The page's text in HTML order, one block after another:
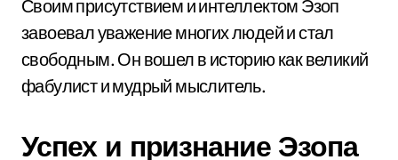
Своим присутствием и интеллектом Эзоп
завоевал уважение многих людей и стал
свободным. Он вошел в историю как великий
фабулист и мудрый мыслитель.
Успех и признание Эзопа